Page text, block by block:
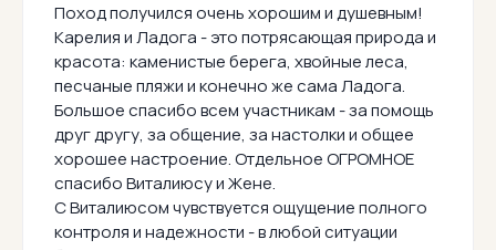
Поход получился очень хорошим и душевным!
Карелия и Ладога - это потрясающая природа и
красота: каменистые берега, хвойные леса,
песчаные пляжи и конечно же сама Ладога.
Большое спасибо всем участникам - за помощь
друг другу, за общение, за настолки и общее
хорошее настроение. Отдельное ОГРОМНОЕ
спасибо Виталиюсу и Жене.
С Виталиюсом чувствуется ощущение полного
контроля и надежности - в любой ситуации